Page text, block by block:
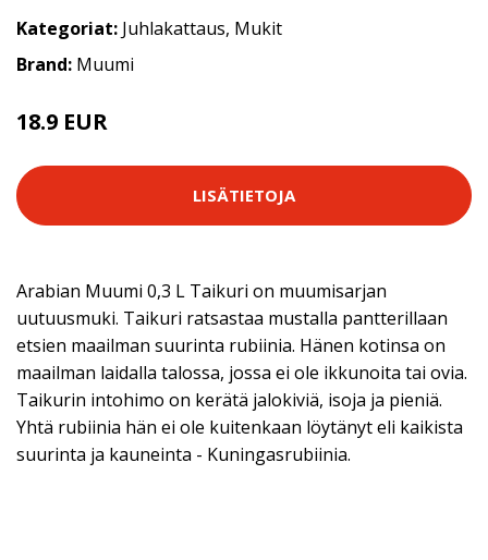
Kategoriat: Juhlakattaus, Mukit
Brand: Muumi
18.9 EUR
LISÄTIETOJA
Arabian Muumi 0,3 L Taikuri on muumisarjan
uutuusmuki. Taikuri ratsastaa mustalla pantterillaan
etsien maailman suurinta rubiinia. Hänen kotinsa on
maailman laidalla talossa, jossa ei ole ikkunoita tai ovia.
Taikurin intohimo on kerätä jalokiviä, isoja ja pieniä.
Yhtä rubiinia hän ei ole kuitenkaan löytänyt eli kaikista
suurinta ja kauneinta - Kuningasrubiinia.